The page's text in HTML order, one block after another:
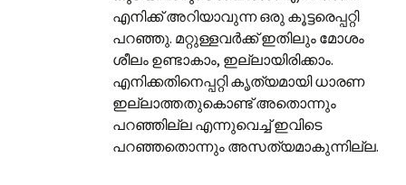
എനിക്ക് അറിയാവുന്ന ഒരു കൂട്ടരെപ്പറ്റി
പറഞ്ഞു. മറ്റുള്ളവർക്ക് ഇതിലും മോശം
ശീലം ഉണ്ടാകാം, ഇല്ലായിരിക്കാം.
എനിക്കതിനെപ്പറ്റി കൃത്യമായി ധാരണ
ഇല്ലാത്തതുകൊണ്ട് അതൊന്നും
പറഞ്ഞില്ല എന്നുവെച്ച് ഇവിടെ
പറഞ്ഞതൊന്നും അസത്യമാകുന്നില്ല.